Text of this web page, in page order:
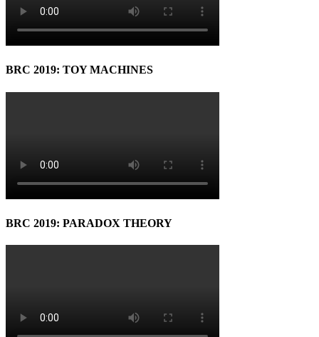
BRC 2019: TOY MACHINES
BRC 2019: PARADOX THEORY